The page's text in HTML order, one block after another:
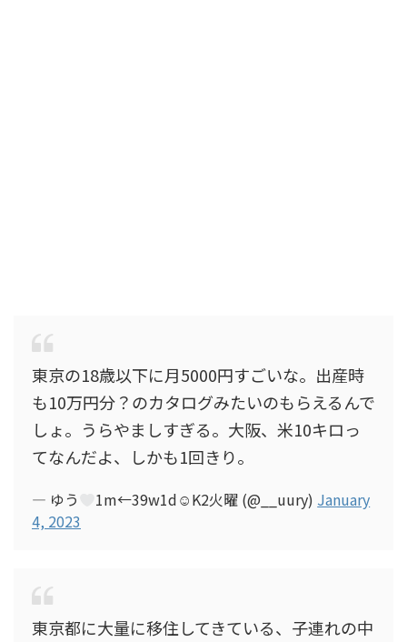
東京の18歳以下に月5000円すごいな。出産時
も10万円分？のカタログみたいのもらえるんで
しょ。うらやましすぎる。大阪、米10キロっ
てなんだよ、しかも1回きり。
— ゆう 1m←39w1d☺︎K2火曜 (@__uury) January
4, 2023
東京都に大量に移住してきている、子連れの中